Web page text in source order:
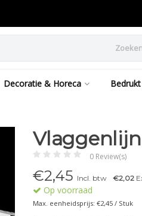
Decoratie & Horeca
0 Review(s)
€2,45 Incl. btw €2,02
Op voorraad
Max. eenheidsprijs: €2,45 / Stuk